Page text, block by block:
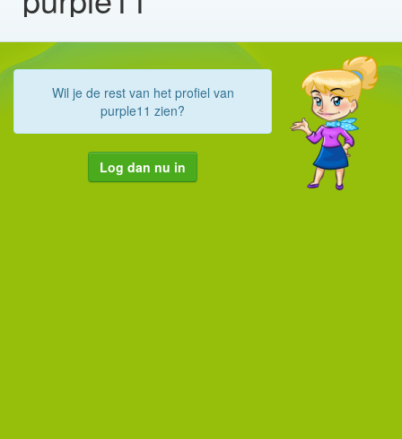
Wil je de rest van het profiel van
purple11 zien?
Log dan nu in